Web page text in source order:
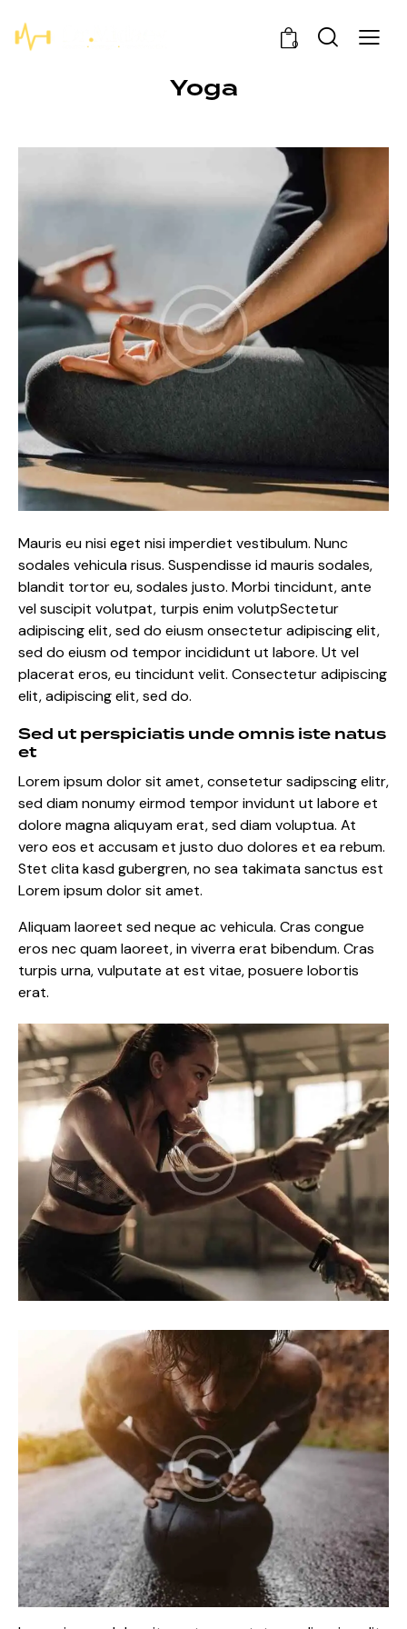
0
Yoga
Mauris eu nisi eget nisi imperdiet vestibulum. Nunc
sodales vehicula risus. Suspendisse id mauris sodales,
blandit tortor eu, sodales justo. Morbi tincidunt, ante
vel suscipit volutpat, turpis enim volutpSectetur
adipiscing elit, sed do eiusm onsectetur adipiscing elit,
sed do eiusm od tempor incididunt ut labore. Ut vel
placerat eros, eu tincidunt velit. Consectetur adipiscing
elit, adipiscing elit, sed do.
Sed ut perspiciatis unde omnis iste natus
et
Lorem ipsum dolor sit amet, consetetur sadipscing elitr,
sed diam nonumy eirmod tempor invidunt ut labore et
dolore magna aliquyam erat, sed diam voluptua. At
vero eos et accusam et justo duo dolores et ea rebum.
Stet clita kasd gubergren, no sea takimata sanctus est
Lorem ipsum dolor sit amet.
Aliquam laoreet sed neque ac vehicula. Cras congue
eros nec quam laoreet, in viverra erat bibendum. Cras
turpis urna, vulputate at est vitae, posuere lobortis
erat.